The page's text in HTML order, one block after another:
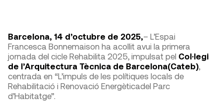
Barcelona, 14 d’octubre de 2025,– L’Espai
Francesca Bonnemaison ha acollit avui la primera
jornada del cicle Rehabilita 2025, impulsat pel Col·legi
de l’Arquitectura Tècnica de Barcelona(Cateb),
centrada en “L’impuls de les polítiques locals de
Rehabilitació i Renovació Energèticadel Parc
d’Habitatge”.